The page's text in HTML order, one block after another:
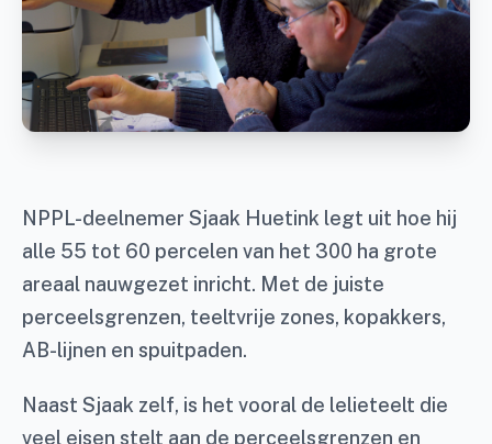
NPPL-deelnemer Sjaak Huetink legt uit hoe hij
alle 55 tot 60 percelen van het 300 ha grote
areaal nauwgezet inricht. Met de juiste
perceelsgrenzen, teeltvrije zones, kopakkers,
AB-lijnen en spuitpaden.
Naast Sjaak zelf, is het vooral de lelieteelt die
veel eisen stelt aan de perceelsgrenzen en